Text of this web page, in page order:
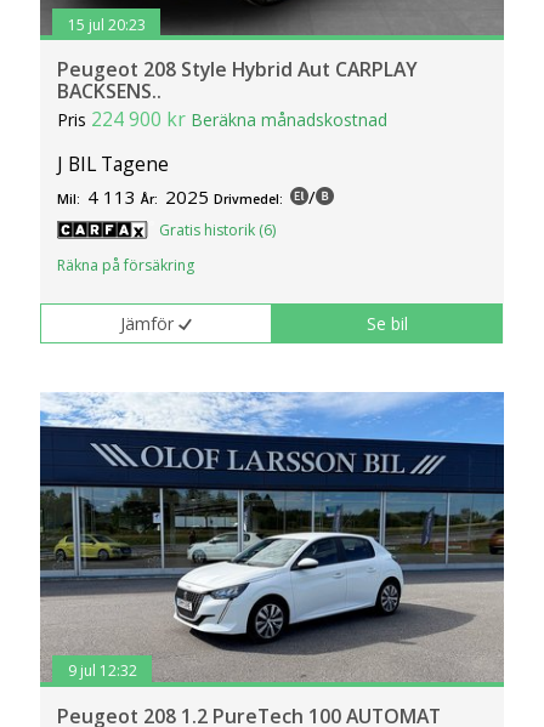
15 jul 20:23
Peugeot 208 Style Hybrid Aut CARPLAY
BACKSENS..
Pris 224 900 kr Beräkna månadskostnad
J BIL Tagene
Mil: 4 113 År: 2025 Drivmedel: /
Gratis historik (6)
Räkna på försäkring
Jämför Se bil
9 jul 12:32
Peugeot 208 1.2 PureTech 100 AUTOMAT